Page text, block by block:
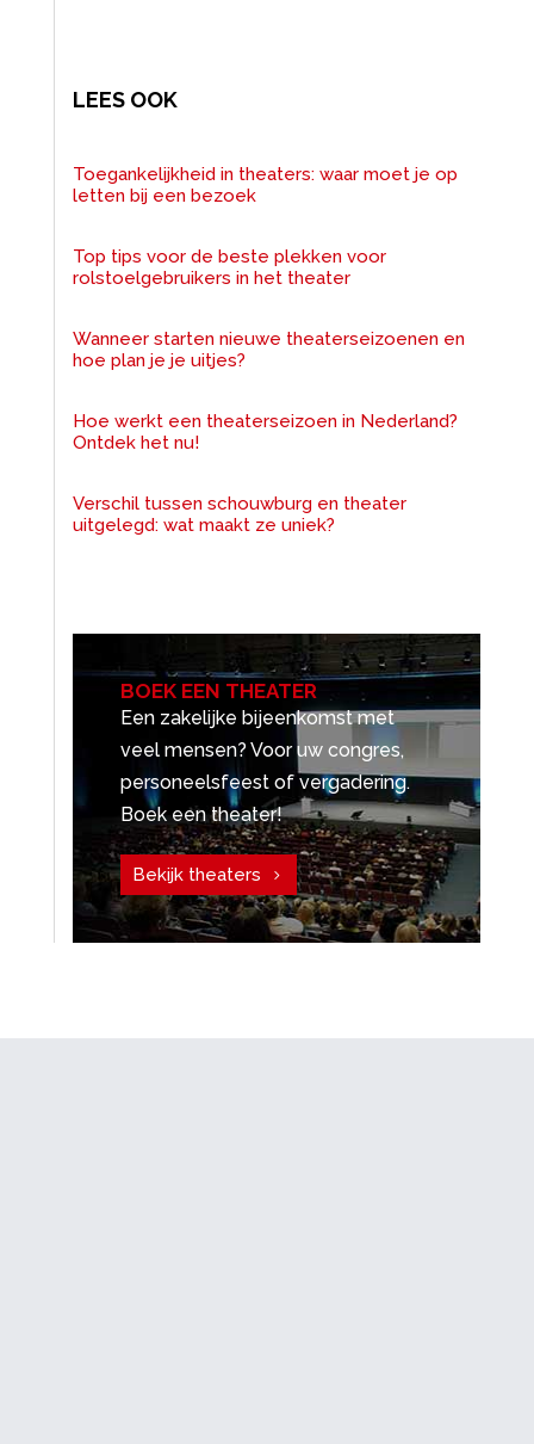
LEES OOK
Toegankelijkheid in theaters: waar moet je op
letten bij een bezoek
Top tips voor de beste plekken voor
rolstoelgebruikers in het theater
Wanneer starten nieuwe theaterseizoenen en
hoe plan je je uitjes?
Hoe werkt een theaterseizoen in Nederland?
Ontdek het nu!
Verschil tussen schouwburg en theater
uitgelegd: wat maakt ze uniek?
BOEK EEN THEATER
Een zakelijke bijeenkomst met
veel mensen? Voor uw congres,
personeelsfeest of vergadering.
Boek een theater!
Bekijk theaters